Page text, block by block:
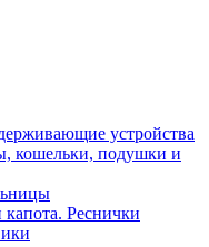
устройства
кошельки, подушки и
Реснички